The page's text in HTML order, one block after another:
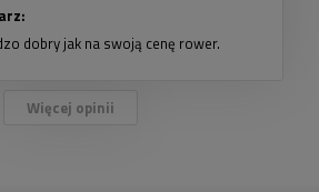
dobry jak na swoją cenę rower.
Więcej opinii